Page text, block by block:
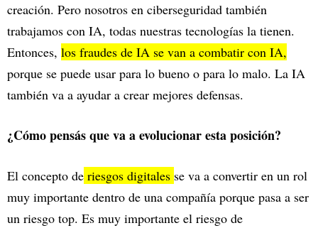
creación. Pero nosotros en ciberseguridad también
trabajamos con IA, todas nuestras tecnologías la tienen.
Entonces, los fraudes de IA se van a combatir con IA,
porque se puede usar para lo bueno o para lo malo. La IA
también va a ayudar a crear mejores defensas.
¿Cómo pensás que va a evolucionar esta posición?
El concepto de riesgos digitales se va a convertir en un rol
muy importante dentro de una compañía porque pasa a ser
un riesgo top. Es muy importante el riesgo de